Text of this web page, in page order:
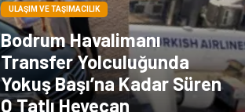
ULAŞIM VE TAŞIMACILIK
Bodrum Havalimanı
Transfer Yolculuğunda
Yokuş Başı’na Kadar Süren
O Tatlı Heyecan